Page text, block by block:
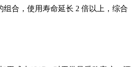
组合，使用寿命延长 2 倍以上，综合